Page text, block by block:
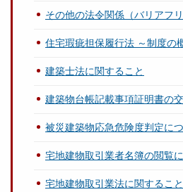
その他の法令関係（バリアフリ
住宅瑕疵担保履行法 ～制度の
建築士法に関すること
建築物台帳記載事項証明書の
被災建築物応急危険度判定に
宅地建物取引業者名簿の閲覧
宅地建物取引業法に関すること